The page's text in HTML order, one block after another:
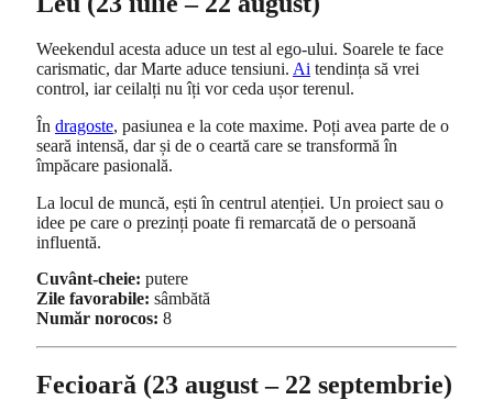
Weekendul acesta aduce un test al ego-ului. Soarele te face
carismatic, dar Marte aduce tensiuni. Ai tendința să vrei
control, iar ceilalți nu îți vor ceda ușor terenul.
În dragoste, pasiunea e la cote maxime. Poți avea parte de o
seară intensă, dar și de o ceartă care se transformă în
împăcare pasională.
La locul de muncă, ești în centrul atenției. Un proiect sau o
idee pe care o prezinți poate fi remarcată de o persoană
influentă.
Cuvânt-cheie: putere
Zile favorabile: sâmbătă
Număr norocos: 8
Fecioară (23 august – 22 septembrie)